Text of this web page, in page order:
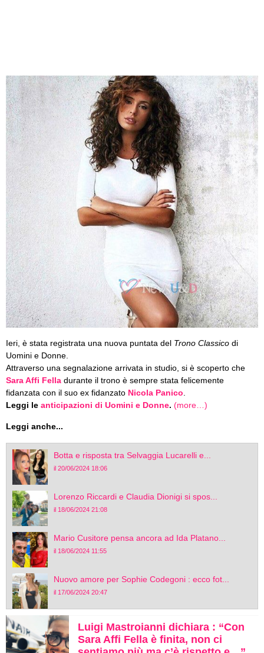
Ieri, è stata registrata una nuova puntata del Trono Classico di
Uomini e Donne.
Attraverso una segnalazione arrivata in studio, si è scoperto che
Sara Affi Fella durante il trono è sempre stata felicemente
fidanzata con il suo ex fidanzato Nicola Panico
Leggi le anticipazioni di Uomini e Donne. (more…)
Leggi anche...
Botta e risposta tra Selvaggia Lucarelli e...
il 20/06/2024 18:06
Lorenzo Riccardi e Claudia Dionigi si spos...
il 18/06/2024 21:08
Mario Cusitore pensa ancora ad Ida Platano...
il 18/06/2024 11:55
Nuovo amore per Sophie Codegoni : ecco fot...
il 17/06/2024 20:47
Luigi Mastroianni dichiara : “Con
Sara Affi Fella è finita, non ci